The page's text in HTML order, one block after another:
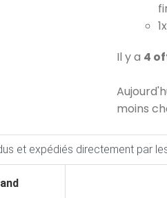
Il y a 4
moins
et expédiés directement par